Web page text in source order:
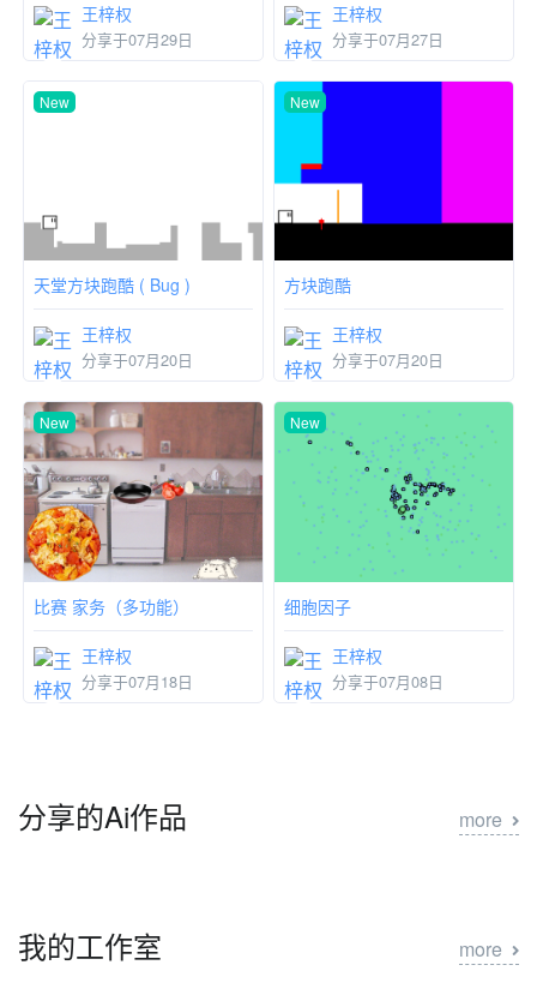
王梓权
分享于07月29日
王梓权
分享于07月27日
New
天堂方块跑酷 ( Bug )
王梓权
分享于07月20日
New
方块跑酷
王梓权
分享于07月20日
New
比赛 家务（多功能）
王梓权
分享于07月18日
New
细胞因子
王梓权
分享于07月08日
分享的Ai作品 more
我的工作室 more